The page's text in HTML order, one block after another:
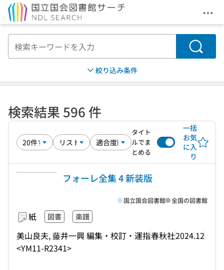
メ
検索
絞り込み条件
検索結果 596 件
タイト
ルでま
とめる
一括
お気
に入
り
フォーレ全集 4 新装版
紙 図書 楽譜
美山良夫, 藤井一興 編集・校訂・運指春秋社2024.12
<YM11-R2341>
国立国会図書館 全国の図書館